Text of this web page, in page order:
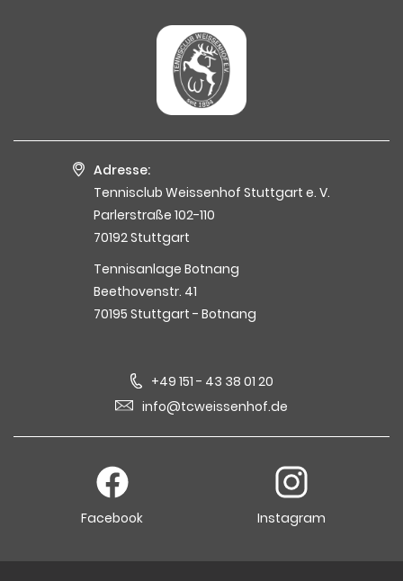
Adresse:
Tennisclub Weissenhof Stuttgart e. V.
Parlerstraße 102-110
70192 Stuttgart
Tennisanlage Botnang
Beethovenstr. 41
70195 Stuttgart - Botnang
+49 151 - 43 38 01 20
info@tcweissenhof.de
Facebook Instagram